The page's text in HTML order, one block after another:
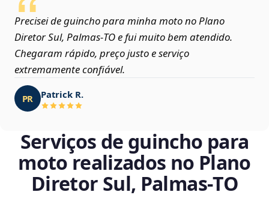
Precisei de guincho para minha moto no Plano
Diretor Sul, Palmas‑TO e fui muito bem atendido.
Chegaram rápido, preço justo e serviço
extremamente confiável.
PR Patrick R.
Serviços de guincho para
moto realizados no Plano
Diretor Sul, Palmas‑TO